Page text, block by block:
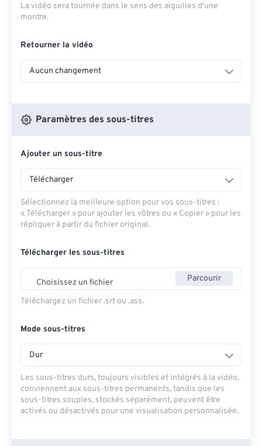
La vidéo sera tournée dans le sens des aiguilles d'une
montre.
Retourner la vidéo
Aucun changement
Paramètres des sous-titres
Ajouter un sous-titre
Télécharger
Sélectionnez la meilleure option pour vos sous-titres :
« Télécharger » pour ajouter les vôtres ou « Copier » pour les
répliquer à partir du fichier original.
Télécharger les sous-titres
Choisissez un fichier Parcourir
Téléchargez un fichier .srt ou .ass.
Mode sous-titres
Dur
Les sous-titres durs, toujours visibles et intégrés à la vidéo,
conviennent aux sous-titres permanents, tandis que les
sous-titres souples, stockés séparément, peuvent être
activés ou désactivés pour une visualisation personnalisée.